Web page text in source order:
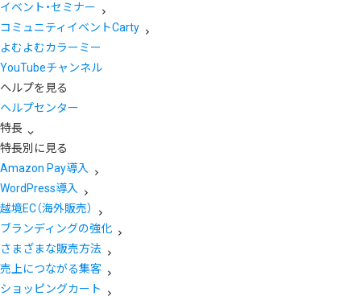
イベント・セミナー
コミュニティイベントCarty
よむよむカラーミー
YouTubeチャンネル
ヘルプを見る
ヘルプセンター
特長
特長別に見る
Amazon Pay導入
WordPress導入
越境EC（海外販売）
ブランディングの強化
さまざまな販売方法
売上につながる集客
ショッピングカート